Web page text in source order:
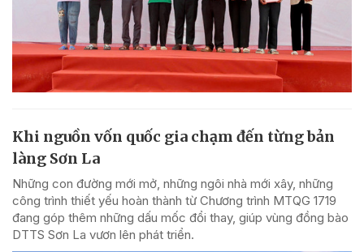
Khi nguồn vốn quốc gia chạm đến từng bản
làng Sơn La
Những con đường mới mở, những ngôi nhà mới xây, những
công trình thiết yếu hoàn thành từ Chương trình MTQG 1719
đang góp thêm những dấu mốc đổi thay, giúp vùng đồng bào
DTTS Sơn La vươn lên phát triển.